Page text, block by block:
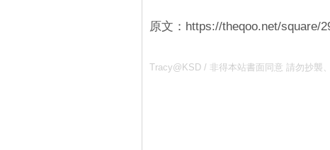
原文：https://theqoo.net/square/
Tracy@KSD / 非得本站書面同意 請勿抄襲